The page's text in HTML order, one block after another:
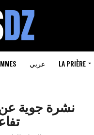
عربي LA PRIÈRE
نشرة جوية